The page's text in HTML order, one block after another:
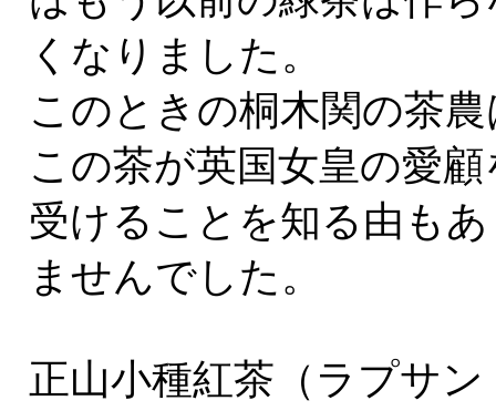
くなりました。
このときの桐木関の茶農
この茶が英国女皇の愛顧
受けることを知る由も
ませんでした。
正山小種紅茶（ラプサン